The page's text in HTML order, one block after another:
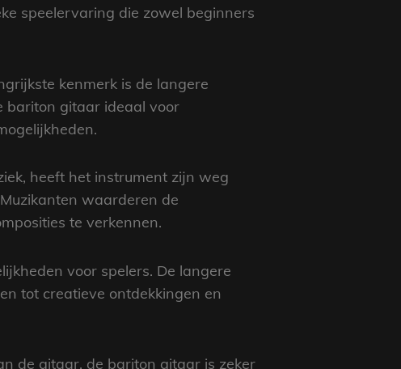
speelervaring die zowel beginners
kenmerk is de langere
bariton gitaar ideaal voor
heeft het instrument zijn weg
waarderen de
te verkennen.
voor spelers. De langere
tot creatieve ontdekkingen en
de gitaar, de bariton gitaar is zeker